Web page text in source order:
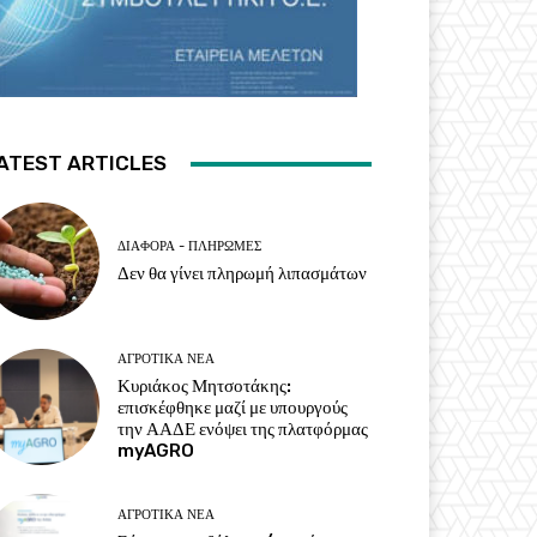
ARTICLES
ΔΙΆΦΟΡΑ - ΠΛΗΡΩΜΈΣ
Δεν θα γίνει πληρωμή λιπασμάτων
ΑΓΡΟΤΙΚΆ ΝΈΑ
Κυριάκος Μητσοτάκης:
επισκέφθηκε μαζί με υπουργούς
την ΑΑΔΕ ενόψει της πλατφόρμας
myAGRO
ΑΓΡΟΤΙΚΆ ΝΈΑ